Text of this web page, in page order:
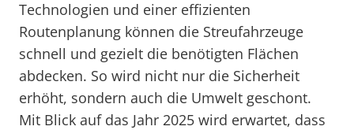
Technologien und einer effizienten
Routenplanung können die Streufahrzeuge
schnell und gezielt die benötigten Flächen
abdecken. So wird nicht nur die Sicherheit
erhöht, sondern auch die Umwelt geschont.
Mit Blick auf das Jahr 2025 wird erwartet, dass